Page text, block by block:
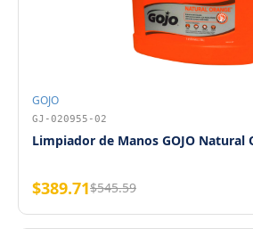
GOJO
GJ-020955-02
Limpiador de Manos GOJO Natural
$389.71$545.59